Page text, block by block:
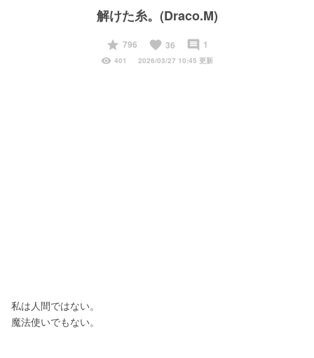
解けた糸。(Draco.M)
start
796 favorite 36 insert_comment 1
visibility 401 2026/03/27 10:45 更新
私は人間ではない。
魔法使いでもない。